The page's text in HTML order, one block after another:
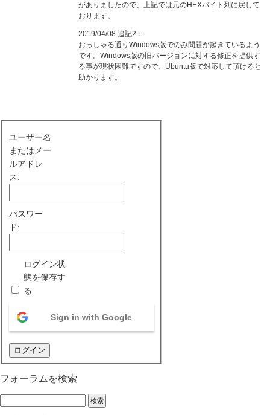
がありましたので、上記では元のHEXバイト列に戻して
おります。
2019/04/08 追記2：
おっしゃる通りWindows版でのみ問題が起きているよう
です。Windows版の旧バージョンに対する修正を提供す
る事が現状困難ですので、Ubuntu版で対応して頂けると
助かります。
ユーザー名
またはメー
ルアドレ
ス:
パスワー
ド:
ログイン状
態を保存す
る
Sign in with Google
ログイン
フォーラムを検索